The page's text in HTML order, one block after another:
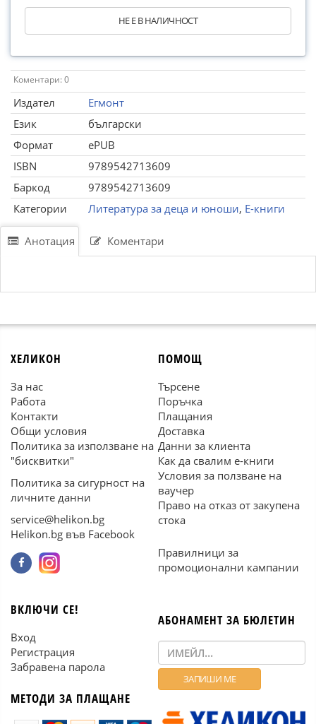
НЕ Е В НАЛИЧНОСТ
Коментари: 0
Издател
Егмонт
Език
български
Формат
ePUB
ISBN
9789542713609
Баркод
9789542713609
Категории
Литература за деца и юноши, Е-книги
Анотация Коментари
ХЕЛИКОН
За нас
Работа
Контакти
Общи условия
Политика за използване на
"бисквитки"
Политика за сигурност на
личните данни
service@helikon.bg
Helikon.bg във Facebook
ПОМОЩ
Търсене
Поръчка
Плащания
Доставка
Данни за клиента
Как да свалим е-книги
Условия за ползване на
ваучер
Право на отказ от закупена
стока
Правилници за
промоционални кампании
ВКЛЮЧИ СЕ!
Вход
Регистрация
Забравена парола
МЕТОДИ ЗА ПЛАЩАНЕ
АБОНАМЕНТ ЗА БЮЛЕТИН